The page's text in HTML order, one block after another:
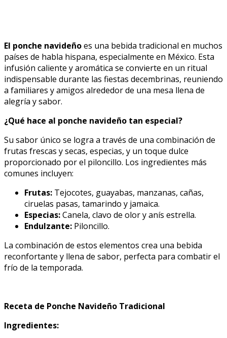
El ponche navideñoes una bebida tradicional en muchos
países de habla hispana, especialmente en México. Esta
infusión caliente y aromática se convierte en un ritual
indispensable durante las fiestas decembrinas, reuniendo
a familiares y amigos alrededor de una mesa llena de
alegría y sabor.
¿Qué hace al ponche navideño tan especial?
Su sabor único se logra a través de una combinación de
frutas frescas y secas, especias, y un toque dulce
proporcionado por el piloncillo. Los ingredientes más
comunes incluyen:
Frutas: Tejocotes, guayabas, manzanas, cañas,
ciruelas pasas, tamarindo y jamaica.
Especias:Canela, clavo de olor y anís estrella.
Endulzante: Piloncillo.
La combinación de estos elementos crea una bebida
reconfortante y llena de sabor, perfecta para combatir el
frío de la temporada.
Receta de Ponche Navideño Tradicional
Ingredientes: